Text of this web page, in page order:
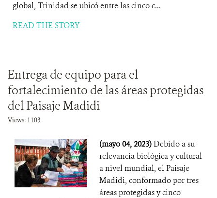
global, Trinidad se ubicó entre las cinco c...
READ THE STORY
Entrega de equipo para el
fortalecimiento de las áreas protegidas
del Paisaje Madidi
Views: 1103
(mayo 04, 2023)Debido a su
relevancia biológica y cultural
a nivel mundial, el Paisaje
Madidi, conformado por tres
áreas protegidas y cinco